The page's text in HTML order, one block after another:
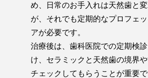
め、日常のお手入れは天然歯と
が、それでも定期的なプロフェ
アが必要です。
治療後は、歯科医院での定期検
け、セラミックと天然歯の境界
チェックしてもらうことが重要